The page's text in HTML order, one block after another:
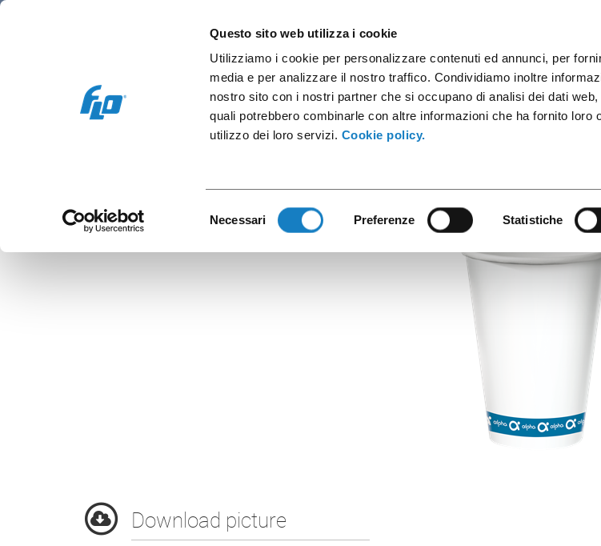
Questo sito web utilizza i cookie
Utilizziamo i cookie per personalizzare contenuti ed annunci, per
media e per analizzare il nostro traffico. Condividiamo inoltre
nostro sito con i nostri partner che si occupano di analisi dei dati
quali potrebbero combinarle con altre informazioni che ha fornito loro
utilizzo dei loro servizi. Cookie policy.
Necessari Preferenze Statistiche
Vending and office Coffee capsules
Alpha
C.34-36cl/
Download picture